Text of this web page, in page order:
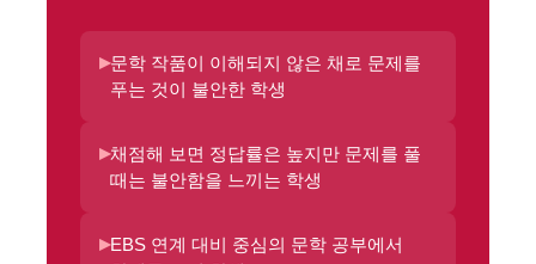
▸문학 작품이 이해되지 않은 채로 문제를
푸는 것이 불안한 학생
▸채점해 보면 정답률은 높지만 문제를 풀
때는 불안함을 느끼는 학생
▸EBS 연계 대비 중심의 문학 공부에서